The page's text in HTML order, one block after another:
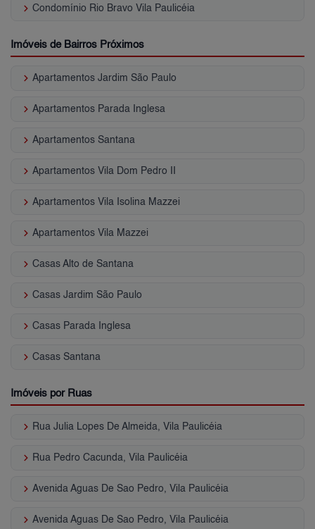
keyboard_arrow_right Condomínio Rio Bravo Vila Paulicéia
Imóveis de Bairros Próximos
keyboard_arrow_right Apartamentos Jardim São Paulo
keyboard_arrow_right Apartamentos Parada Inglesa
keyboard_arrow_right Apartamentos Santana
keyboard_arrow_right Apartamentos Vila Dom Pedro II
keyboard_arrow_right Apartamentos Vila Isolina Mazzei
keyboard_arrow_right Apartamentos Vila Mazzei
keyboard_arrow_right Casas Alto de Santana
keyboard_arrow_right Casas Jardim São Paulo
keyboard_arrow_right Casas Parada Inglesa
keyboard_arrow_right Casas Santana
Imóveis por Ruas
keyboard_arrow_right Rua Julia Lopes De Almeida, Vila Paulicéia
keyboard_arrow_right Rua Pedro Cacunda, Vila Paulicéia
keyboard_arrow_right Avenida Aguas De Sao Pedro, Vila Paulicéia
keyboard_arrow_right Avenida Aguas De Sao Pedro, Vila Paulicéia